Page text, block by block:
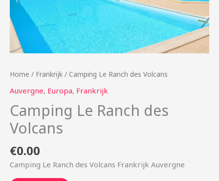
Home / Frankrijk / Camping Le Ranch des Volcans
Auvergne, Europa, Frankrijk
Camping Le Ranch des
Volcans
€0.00
Camping Le Ranch des Volcans Frankrijk Auvergne